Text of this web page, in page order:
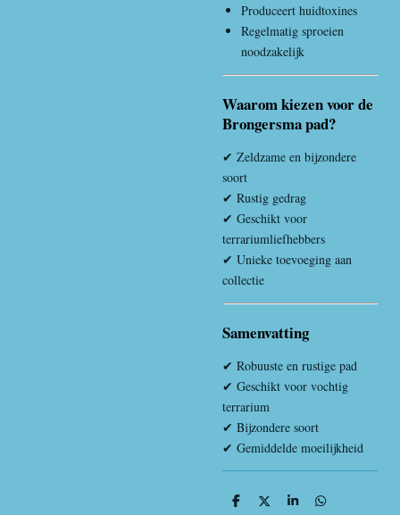
Produceert huidtoxines
Regelmatig sproeien
noodzakelijk
Waarom kiezen voor de
Brongersma pad?
✔ Zeldzame en bijzondere
soort
✔ Rustig gedrag
✔ Geschikt voor
terrariumliefhebbers
✔ Unieke toevoeging aan
collectie
Samenvatting
✔ Robuuste en rustige pad
✔ Geschikt voor vochtig
terrarium
✔ Bijzondere soort
✔ Gemiddelde moeilijkheid
D
D
S
D